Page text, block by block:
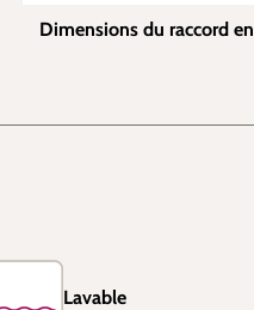
Dimensions du raccord
Lavable